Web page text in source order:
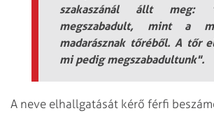
szakaszánál állt meg:
megszabadult, mint a
madarásznak tőréből. A tőr
mi pedig megszabadultunk".
A neve elhallgatását kérő férfi